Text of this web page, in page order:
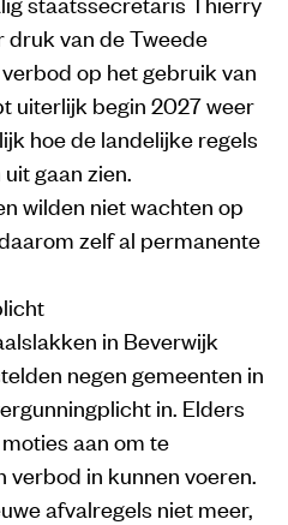
van de Tweede
op het gebruik van
uiterlijk begin 2027 weer
hoe de landelijke regels
gaan zien.
wilden niet wachten op
zelf al permanente
in Beverwijk
negen gemeenten in
in. Elders
aan om te
verbod in kunnen voeren.
afvalregels niet meer,